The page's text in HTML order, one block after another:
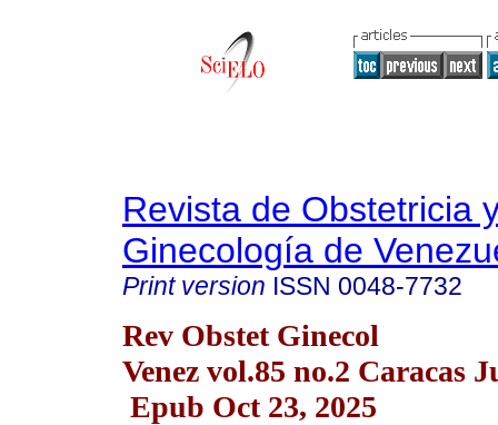
Revista de Obstetricia
Ginecología de
Print version ISSN 0048-7732
Rev Obstet Ginecol
Venez vol.85 no.2 Caracas
Epub Oct 23, 2025